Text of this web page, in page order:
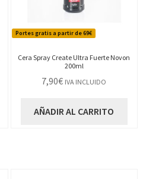
Portes gratis a partir de 69€
Cera Spray Create Ultra Fuerte Novon
200ml
7,90€ IVA INCLUIDO
AÑADIR AL CARRITO